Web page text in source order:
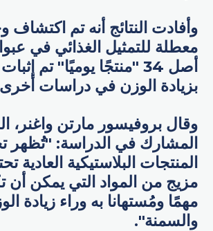
وأفادت النتائج أنه تم اكتشاف
أصل 34 "منتجًا يوميًا" تم
بزيادة الوزن في دراسات
وقال بروفيسور مارتن واغنر،
المشارك في الدراسة: "تُظهر
المنتجات البلاستيكية العادية
مزيج من المواد التي يمكن أن
مهمًا ومُستهانا به وراء زيادة
والسمنة".